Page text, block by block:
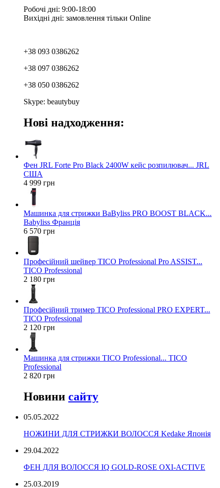
Робочі дні: 9:00-18:00
Вихідні дні: замовлення тільки Online
+38 093 0386262
+38 097 0386262
+38 050 0386262
Skype: beautybuy
Нові надходження:
Фен JRL Forte Pro Black 2400W кейс розпилювач... JRL
США
4 999 грн
Машинка для стрижки BaByliss PRO BOOST BLACK...
Babyliss Франція
6 570 грн
Професійний шейвер TICO Professional Pro ASSIST...
TICO Professional
2 180 грн
Професійний тример TICO Professional PRO EXPERT...
TICO Professional
2 120 грн
Машинка для стрижки TICO Professional... TICO
Professional
2 820 грн
Новини сайту
05.05.2022
НОЖИНИ ДЛЯ СТРИЖКИ ВОЛОССЯ Kedake Японія
29.04.2022
ФЕН ДЛЯ ВОЛОССЯ IQ GOLD-ROSE OXI-ACTIVE
25.03.2019